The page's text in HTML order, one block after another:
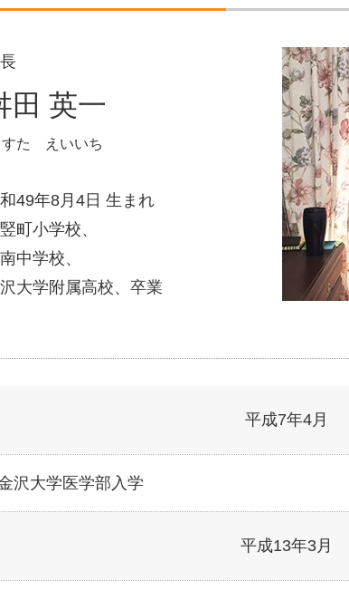
田 英一
すた えいいち
49年8月4日 生まれ
町小学校、
中学校、
大学附属高校、卒業
平成7年4月
沢大学医学部入学
平成13年3月